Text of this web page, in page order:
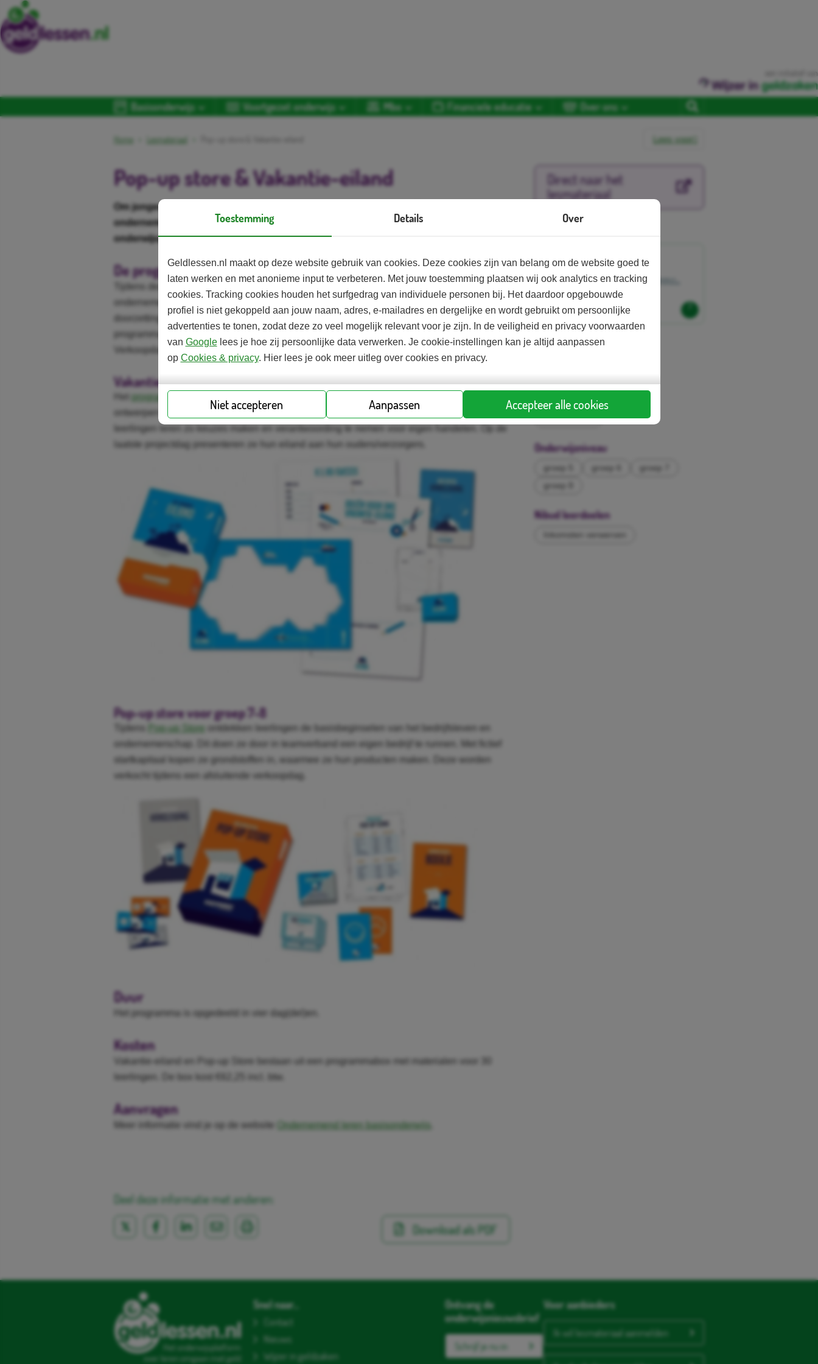
een initiatief van
Basisonderwijs Voortgezet onderwijs Mbo Financiele educatie Over ons
Home Lesmateriaal Lees voor
Pop-up store & Vakantie-eiland
Om jongeren al op jonge leeftijd de basisbeginselen van het bedrijfsleven en
ondernemerschap bij te brengen, heeft Jong ondernemen twee
onderwijsprogramma’s voor het basisonderwijs: Vakantie-eiland en Pop-up Store.
De programma's
Tijdens deze programma’s gaan leerlingen in groepsverband aan de slag met
ondernemende vaardigheden, zoals creativiteit, samenwerken, zelfvertrouwen en
doorzettingsvermogen. Daarnaast leren ze meer over financiën en marketing. De
programma’s zijn opgedeeld in vier dagen of dagdelen en aan het einde is een Eiland- of
Verkoopdag.
Vakantie-eiland voor groep 5-6
programma Vakantie-eiland
daagt leerlingen uit om een succesvol vakantie-eiland te
ontwerpen en in teams te bedenken hoe het eiland eruitziet en wat er te doen is. De
leerlingen leren zo keuzes maken en verantwoording te nemen voor eigen handelen. Op de
laatste projectdag presenteren ze hun eiland aan hun ouders/verzorgers.
Pop-up store voor groep 7-8
Tijdens Pop-up Store
ontdekken leerlingen de basisbeginselen van het bedrijfsleven en
ondernemerschap. Dit doen ze door in teamverband een eigen bedrijf te runnen. Met fictief
startkapitaal kopen ze grondstoffen in, waarmee ze hun producten maken. Deze worden
verkocht tijdens een afsluitende verkoopdag.
Duur
Het programma is opgedeeld in vier dag(del)en.
Kosten
Vakantie-eiland en Pop-up Store bestaan uit een programmabox met materialen voor 30
leerlingen. De box kost €62,25 incl. btw.
Aanvragen
Meer informatie vind je op de website Ondernemend leren basisonderwijs
Deel deze informatie met anderen:
Download als PDF
Direct naar het
lesmateriaal
Kosten
Soort lesmateriaal
Lesmateriaal
Onderwijsniveau
Nibud leerdoelen
Inkomsten verwerven
Het onderwijsplatform
over leren omgaan met geld
Snel naar...
Contact
Nieuws
Wijzer in geldzaken
Ontvang de
onderwijsnieuwsbrief
Schrijf je nu in
Voor aanbieders
Ik wil lesmateriaal aanmelden
Toestemming Details Over
Geldlessen.nl maakt op deze website gebruik van cookies. Deze cookies zijn van belang om de website goed te
laten werken en met anonieme input te verbeteren. Met jouw toestemming plaatsen wij ook analytics en tracking
cookies. Tracking cookies houden het surfgedrag van individuele personen bij. Het daardoor opgebouwde
profiel is niet gekoppeld aan jouw naam, adres, e-mailadres en dergelijke en wordt gebruikt om persoonlijke
advertenties te tonen, zodat deze zo veel mogelijk relevant voor je zijn. In de veiligheid en privacy voorwaarden
van Googlelees je hoe zij persoonlijke data verwerken. Je cookie-instellingen kan je altijd aanpassen
op Cookies & privacy. Hier lees je ook meer uitleg over cookies en privacy.
Niet accepteren Aanpassen Accepteer alle cookies